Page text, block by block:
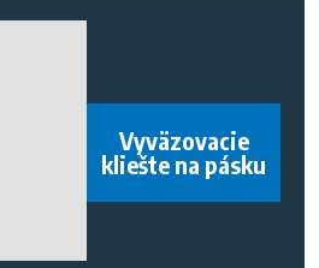
Vyväzovacie
kliešte na pásku